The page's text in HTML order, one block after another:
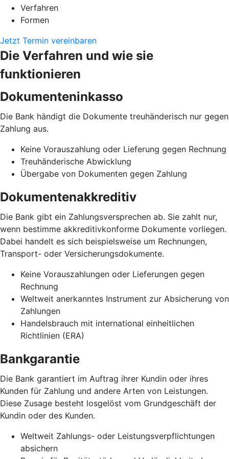
Verfahren
Formen
Jetzt Termin vereinbaren
Die Verfahren und wie sie
funktionieren
Dokumenteninkasso
Die Bank händigt die Dokumente treuhänderisch nur gegen
Zahlung aus.
Keine Vorauszahlung oder Lieferung gegen Rechnung
Treuhänderische Abwicklung
Übergabe von Dokumenten gegen Zahlung
Dokumentenakkreditiv
Die Bank gibt ein Zahlungsversprechen ab. Sie zahlt nur,
wenn bestimme akkreditivkonforme Dokumente vorliegen.
Dabei handelt es sich beispielsweise um Rechnungen,
Transport- oder Versicherungsdokumente.
Keine Vorauszahlungen oder Lieferungen gegen
Rechnung
Weltweit anerkanntes Instrument zur Absicherung von
Zahlungen
Handelsbrauch mit international einheitlichen
Richtlinien (ERA)
Bankgarantie
Die Bank garantiert im Auftrag ihrer Kundin oder ihres
Kunden für Zahlung und andere Arten von Leistungen.
Diese Zusage besteht losgelöst vom Grundgeschäft der
Kundin oder des Kunden.
Weltweit Zahlungs- oder Leistungsverpflichtungen
absichern